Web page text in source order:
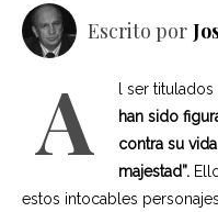
Escrito por
A l ser
han sido
contra su
majestad”.
estos intocables